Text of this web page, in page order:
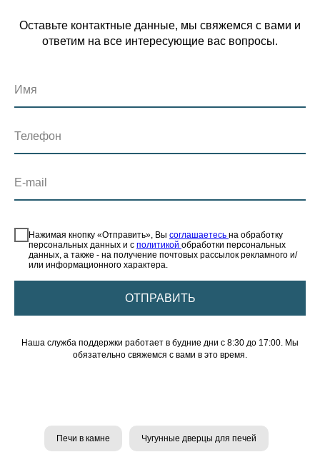
Оставьте контактные данные, мы свяжемся с вами и
ответим на все интересующие вас вопросы.
Имя
Телефон
E-mail
Нажимая кнопку «Отправить», Вы соглашаетесь на обработку
персональных данных и с политикой обработки персональных
данных, а также - на получение почтовых рассылок рекламного и/
или информационного характера.
ОТПРАВИТЬ
Наша служба поддержки работает в будние дни с 8:30 до 17:00. Мы
обязательно свяжемся с вами в это время.
Печи в камне Чугунные дверцы для печей